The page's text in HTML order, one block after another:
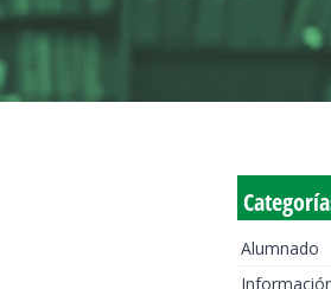
Alumnado